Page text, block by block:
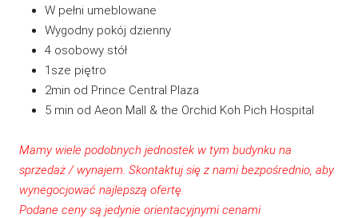
W pełni umeblowane
Wygodny pokój dzienny
4 osobowy stół
1sze piętro
2min od Prince Central Plaza
5 min od Aeon Mall & the Orchid Koh Pich Hospital
Mamy wiele podobnych jednostek w tym budynku na
sprzedaż / wynajem. Skontaktuj się z namibezpośrednio, aby
wynegocjować najlepszą ofertę.
Podane ceny są jedynie orientacyjnymi cenami